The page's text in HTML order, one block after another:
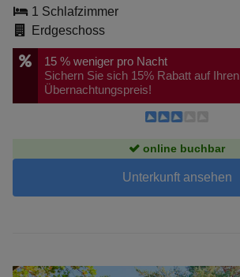
1 Schlafzimmer
Erdgeschoss
15 % weniger pro Nacht
Sichern Sie sich 15% Rabatt auf Ihren
Übernachtungspreis!
online buchbar
Unterkunft ansehen